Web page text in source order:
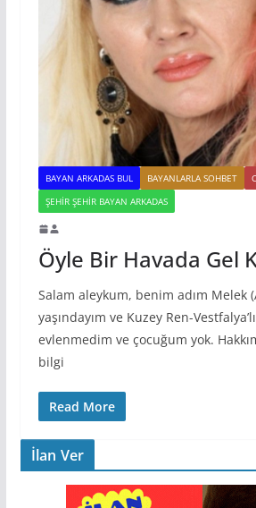
BAYAN ARKADAS BUL BAYANLARLA SOHBET
ŞEHIR ŞEHIR BAYAN ARKADAS
Öyle Bir Havada Gel
Salam aleykum, benim adım Melek
yaşındayım ve Kuzey Ren-
evlenmedim ve çocuğum yok.
bilgi
Read More
İlan Ver